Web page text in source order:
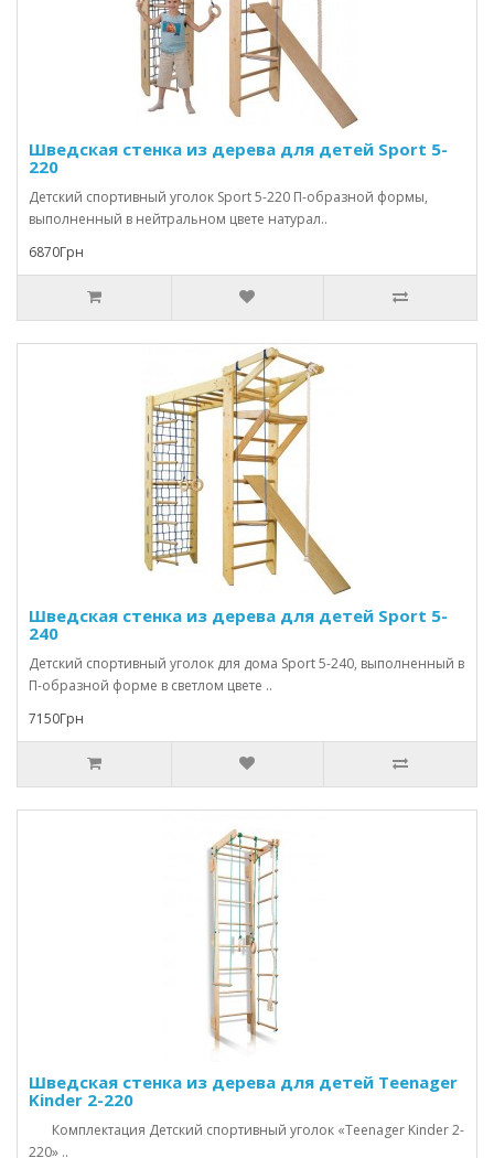
Шведская стенка из дерева для детей Sport 5-
220
Детский спортивный уголок Sport 5-220 П-образной формы,
выполненный в нейтральном цвете натурал..
6870Грн
Шведская стенка из дерева для детей Sport 5-
240
Детский спортивный уголок для дома Sport 5-240, выполненный в
П-образной форме в светлом цвете ..
7150Грн
Шведская стенка из дерева для детей Teenager
Kinder 2-220
Комплектация Детский спортивный уголок «Teenager Kinder 2-
220» ..